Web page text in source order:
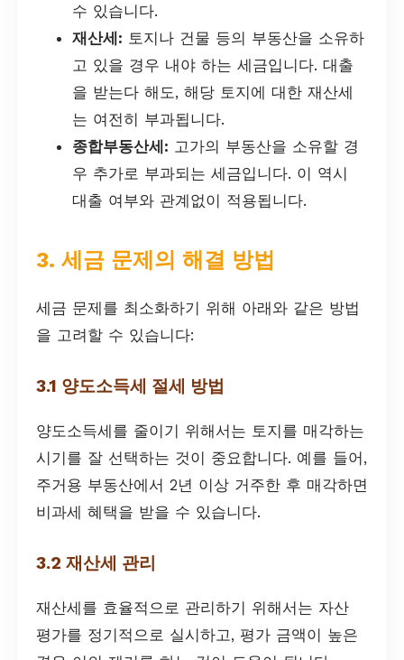
수 있습니다.
재산세: 토지나 건물 등의 부동산을 소유하
고 있을 경우 내야 하는 세금입니다. 대출
을 받는다 해도, 해당 토지에 대한 재산세
는 여전히 부과됩니다.
종합부동산세: 고가의 부동산을 소유할 경
우 추가로 부과되는 세금입니다. 이 역시
대출 여부와 관계없이 적용됩니다.
3. 세금 문제의 해결 방법
세금 문제를 최소화하기 위해 아래와 같은 방법
을 고려할 수 있습니다:
3.1 양도소득세 절세 방법
양도소득세를 줄이기 위해서는 토지를 매각하는
시기를 잘 선택하는 것이 중요합니다. 예를 들어,
주거용 부동산에서 2년 이상 거주한 후 매각하면
비과세 혜택을 받을 수 있습니다.
3.2 재산세 관리
재산세를 효율적으로 관리하기 위해서는 자산
평가를 정기적으로 실시하고, 평가 금액이 높은